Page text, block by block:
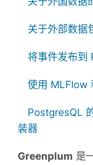
关于外部数据
将事件发布到
使用 MLFlow
PostgresQL
装器
Greenplum 是